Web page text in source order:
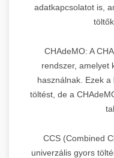
adatkapcsolatot is,
CHAdeMO: A
rendszer, amelyet
használnak. Ezek
töltést, de a
CCS (Combined
univerzális gyors